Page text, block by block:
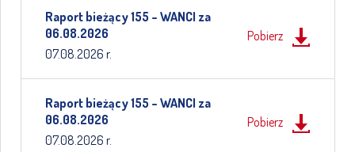
Raport bieżący 155 – WANCI za
06.08.2026
07.08.2026 r.
Pobierz
Raport bieżący 155 – WANCI za
06.08.2026
07.08.2026 r.
Pobierz